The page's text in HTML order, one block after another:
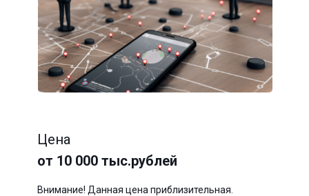
Цена
от 10 000 тыс.рублей
Внимание! Данная цена приблизительная.